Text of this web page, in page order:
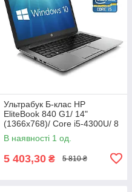
Ультрабук Б-клас HP
EliteBook 840 G1/ 14"
(1366x768)/ Core i5-4300U/ 8
GB RAM/ 500 GB SSD/ HD
4400/ АКБ 0%
В наявності 1 од.
5 403,30 ₴ 5 810 ₴